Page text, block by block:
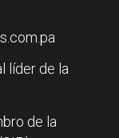
líder de la
de la